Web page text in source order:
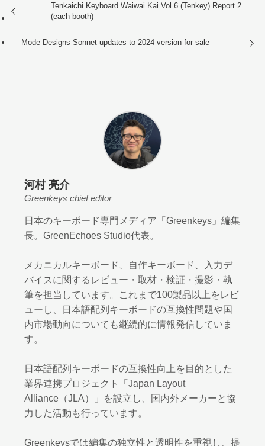
Tenkaichi Keyboard Waiwai Kai Vol.6 (Tenkey) Report 2
(each booth)
Mode Designs Sonnet updates to 2024 version for sale
河村 亮介
Greenkeys chief editor
日本のキーボード専門メディア「Greenkeys」編集
長。GreenEchoes Studio代表。
メカニカルキーボード、自作キーボード、入力デ
バイスに関するレビュー・取材・検証・撮影・執
筆を担当しています。これまで100製品以上をレビ
ューし、日本語配列キーボードの互換性問題や国
内市場動向についても継続的に情報発信していま
す。
日本語配列キーボードの互換性向上を目的とした
業界連携プロジェクト「Japan Layout
Alliance（JLA）」を設立し、国内外メーカーと協
力した活動も行っています。
Greenkeysでは編集の独立性と透明性を重視し、提